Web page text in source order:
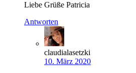
Liebe Grüße Patricia
Antworten
claudialasetzki
10. März 2020